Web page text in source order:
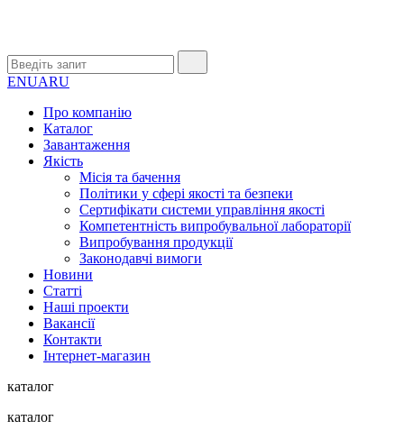
ENUARU
Про компанію
Каталог
Завантаження
Якість
Місія та бачення
Політики у сфері якості та безпеки
Сертифікати системи управління якості
Компетентність випробувальної лабораторії
Випробування продукції
Законодавчі вимоги
Новини
Статті
Наші проекти
Вакансії
Контакти
Інтернет-магазин
каталог
каталог